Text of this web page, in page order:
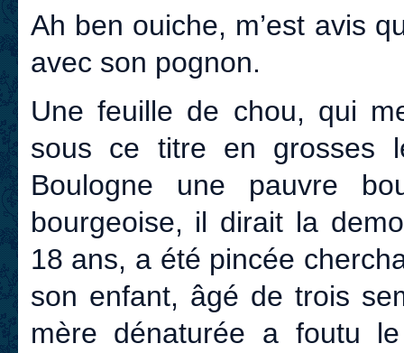
Ah ben ouiche, m’est avis
avec son pognon.
Une feuille de chou, qui
sous ce titre en grosses
Boulogne une pauvre
bourgeoise, il dirait la
18 ans, a été pincée
son enfant, âgé de trois
mère dénaturée a foutu